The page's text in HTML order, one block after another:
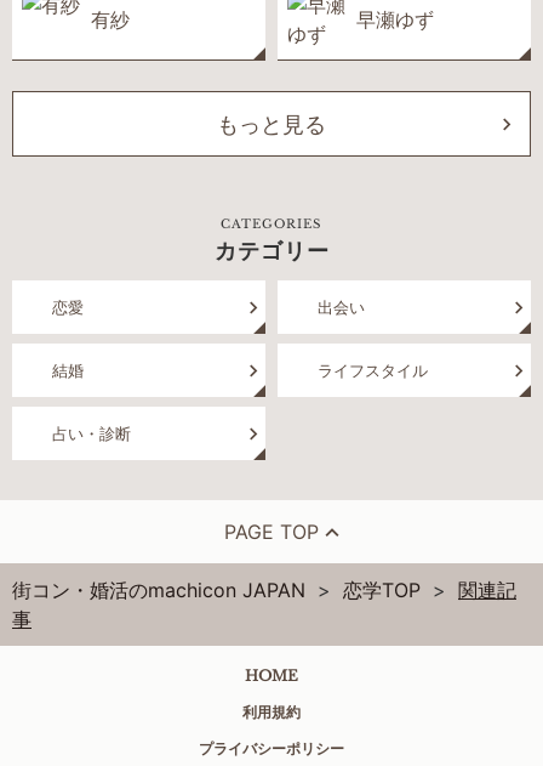
有紗 早瀬ゆず
もっと見る
CATEGORIES
カテゴリー
恋愛 出会い
結婚 ライフスタイル
占い・診断
PAGE TOP
街コン・婚活のmachicon JAPAN 恋学TOP
関連記
事
HOME
利用規約
プライバシーポリシー